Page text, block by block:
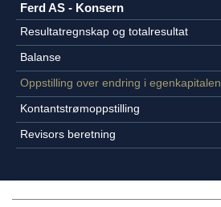
Ferd AS - Konsern
Resultatregnskap og totalresultat
Balanse
Oppstilling over endring i egenkapitalen
Kontantstrømoppstilling
Revisors beretning